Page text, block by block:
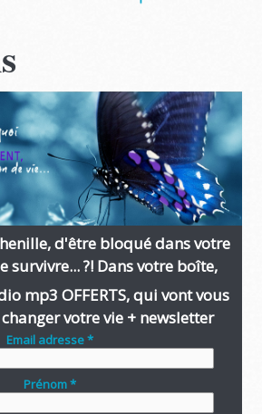
d'être bloqué dans votre
survivre... ?! Dans votre boîte,
mp3 OFFERTS, qui vont vous
votre vie + newsletter
Email adresse *
Prénom *